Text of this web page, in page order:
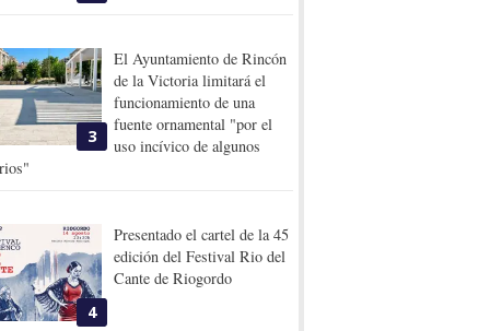
3
El Ayuntamiento de Rincón
de la Victoria limitará el
funcionamiento de una
fuente ornamental "por el
uso incívico de algunos
4
Presentado el cartel de la 45
edición del Festival Rio del
Cante de Riogordo